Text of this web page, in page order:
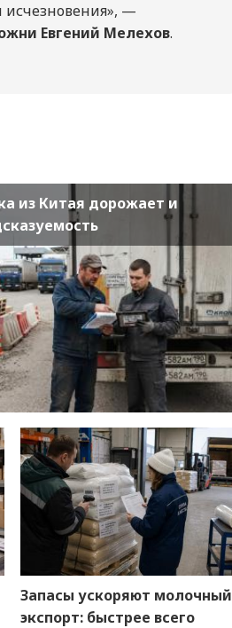
—
Евгений Мелехов.
из Китая дорожает и
Запасы ускоряют молочный
экспорт: быстрее всего